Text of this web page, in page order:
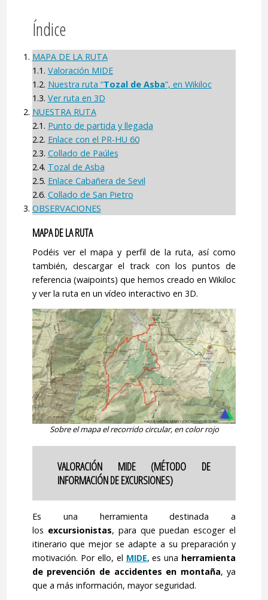
Índice
MAPA DE LA RUTA
1.1. Valoración MIDE
1.2. Nuestra ruta “Tozal de Asba”, en Wikiloc
1.3. Ver ruta en 3D
NUESTRA RUTA
2.1. Punto de partida y llegada
2.2. Enlace con el PR-HU 60
2.3. Collado de Paúles
2.4. Tozal de Asba
2.5. Enlace Cabañera de Sevil
2.6. Collado de San Pietro
OBSERVACIONES
MAPA DE LA RUTA
Podéis ver el mapa y perfil de la ruta, así como
también, descargar el track con los puntos de
referencia (waipoints) que hemos creado en Wikiloc
y ver la ruta en un vídeo interactivo en 3D.
Sobre el mapa el recorrido circular, en color rojo
VALORACIÓN MIDE (MÉTODO DE
INFORMACIÓN DE EXCURSIONES)
Es una herramienta destinada a
los excursionistas, para que puedan escoger el
itinerario que mejor se adapte a su preparación y
motivación. Por ello, el MIDE, es una herramienta
de prevención de accidentes en montaña, ya
que a más información, mayor seguridad.